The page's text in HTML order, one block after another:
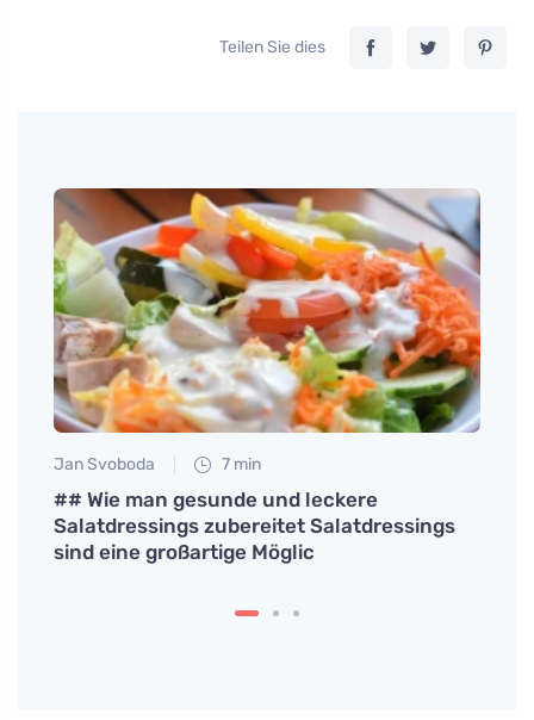
Teilen Sie dies
Jan Svoboda 7 min
## Wie man gesunde und leckere
Salatdressings zubereitet Salatdressings
sind eine großartige Möglic